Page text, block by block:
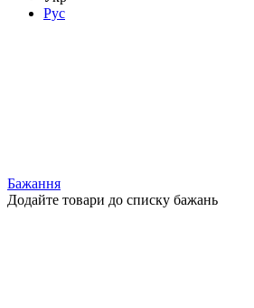
Рус
Бажання
Додайте товари до списку бажань